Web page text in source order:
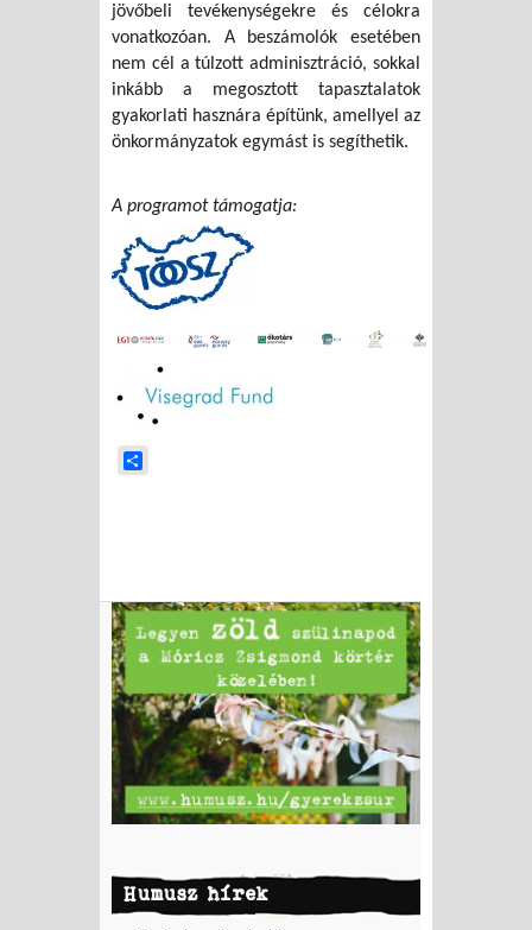
jövőbeli tevékenységekre és célokra
vonatkozóan. A beszámolók esetében
nem cél a túlzott adminisztráció, sokkal
inkább a megosztott tapasztalatok
gyakorlati hasznára építünk, amellyel az
önkormányzatok egymást is segíthetik.
A programot támogatja:
Humusz hírek